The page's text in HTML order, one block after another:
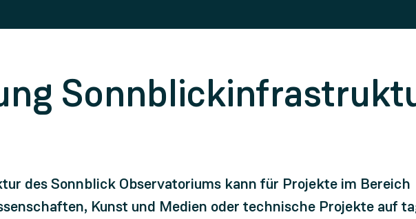
des Sonnblick Observatoriums kann für Projekte im Bereich
Kunst und Medien oder technische Projekte auf